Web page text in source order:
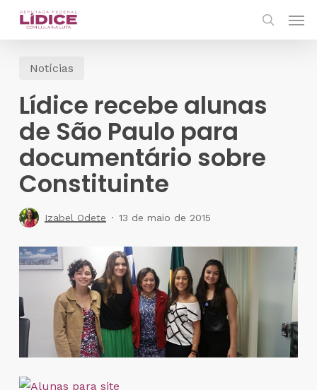
Skip
contentNotícias
Lídice recebe alunas
de São Paulo para
documentário sobre
Constituinte
Izabel Odete 13 de maio de 2015